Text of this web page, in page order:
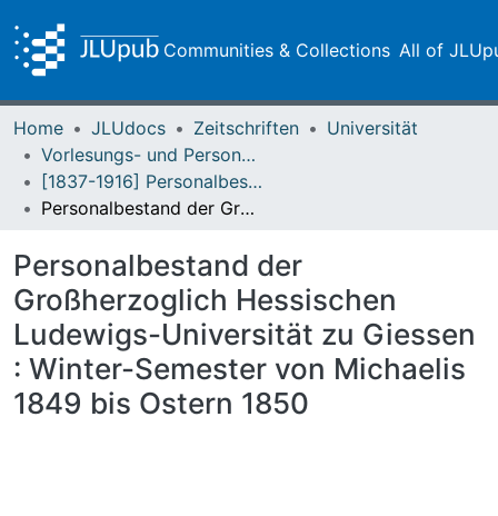
Communities & Collections All of
Home JLUdocs Zeitschriften
Universität
Vorlesungs- und Personalverzeichnis / Justus-Liebig-Universität Gießen
[1837-1916] Personalbestand / Verzeichnis der Studirenden der Großherzoglich Hessischen Ludwigs-Universität zu Giessen
Personalbestand der Großherzoglich Hessischen Ludewigs-Universität zu Giessen : Winter-Semester von Michaelis 1849 bis Ostern 1850
Personalbestand der
Großherzoglich Hessischen
Ludewigs-Universität zu Giessen
: Winter-Semester von Michaelis
1849 bis Ostern 1850